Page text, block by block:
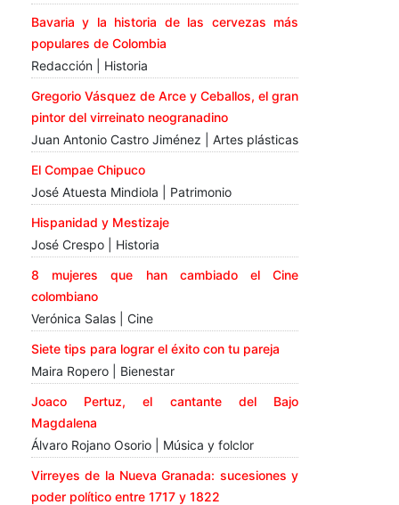
Bavaria y la historia de las cervezas más
populares de Colombia
Redacción | Historia
Gregorio Vásquez de Arce y Ceballos, el gran
pintor del virreinato neogranadino
Juan Antonio Castro Jiménez | Artes plásticas
El Compae Chipuco
José Atuesta Mindiola | Patrimonio
Hispanidad y Mestizaje
José Crespo | Historia
8 mujeres que han cambiado el Cine
colombiano
Verónica Salas | Cine
Siete tips para lograr el éxito con tu pareja
Maira Ropero | Bienestar
Joaco Pertuz, el cantante del Bajo
Magdalena
Álvaro Rojano Osorio | Música y folclor
Virreyes de la Nueva Granada: sucesiones y
poder político entre 1717 y 1822